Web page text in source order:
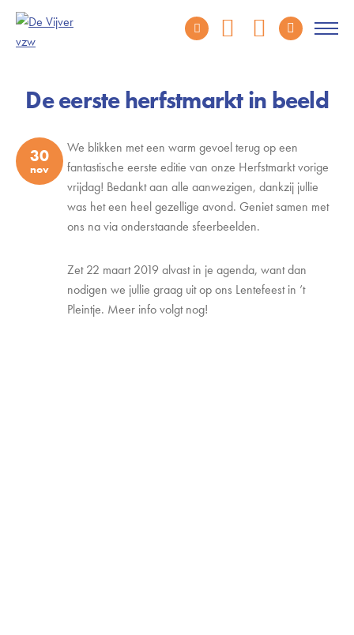
De eerste herfstmarkt in beeld
30
nov
We blikken met een warm gevoel terug op een
fantastische eerste editie van onze Herfstmarkt vorige
vrijdag! Bedankt aan alle aanwezigen, dankzij jullie
was het een heel gezellige avond. Geniet samen met
ons na via onderstaande sfeerbeelden.
Zet 22 maart 2019 alvast in je agenda, want dan
nodigen we jullie graag uit op ons Lentefeest in ’t
Pleintje. Meer info volgt nog!